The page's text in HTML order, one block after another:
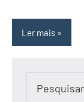
Ler mais